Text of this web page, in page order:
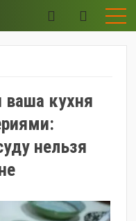
ваша кухня
нельзя